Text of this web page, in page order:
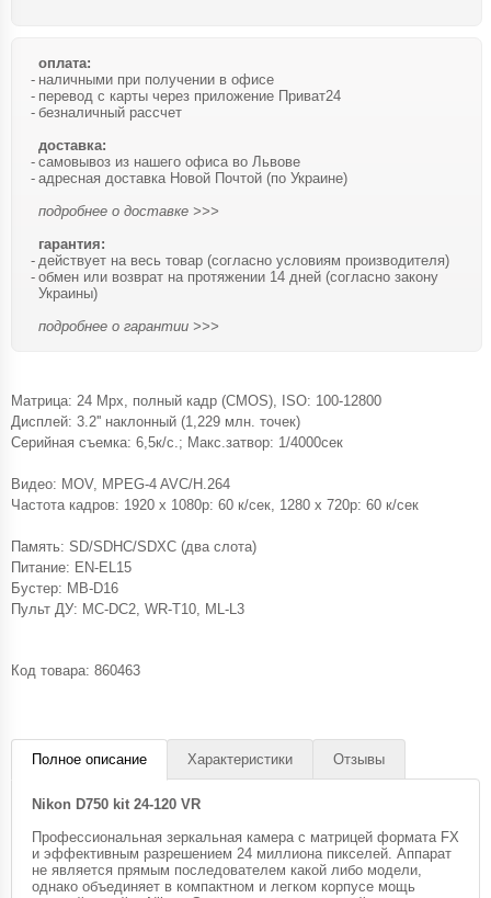
оплата:
наличными при получении в офисе
перевод с карты через приложение Приват24
безналичный рассчет
доставка:
самовывоз из нашего офиса во Львове
адресная доставка Новой Почтой (по Украине)
подробнее о доставке >>>
гарантия:
действует на весь товар (согласно условиям производителя)
обмен или возврат на протяжении 14 дней (согласно закону
Украины)
подробнее о гарантии >>>
Матрица: 24 Mpx, полный кадр (CMOS), ISO: 100-12800
Дисплей: 3.2'' наклонный (1,229 млн. точек)
Серийная съемка: 6,5к/с.; Макс.затвор: 1/4000сек
Видео: MOV, MPEG-4 AVC/H.264
Частота кадров: 1920 x 1080p: 60 к/сек, 1280 x 720p: 60 к/сек
Память: SD/SDHC/SDXC (два слота)
Питание: EN-EL15
Бустер: MB-D16
Пульт ДУ: MC-DC2, WR-T10, ML-L3
Код товара: 860463
Полное описание Характеристики Отзывы
Nikon D750 kit 24-120 VR
Профессиональная зеркальная камера с матрицей формата FX
и эффективным разрешением 24 миллиона пикселей. Аппарат
не является прямым последователем какой либо модели,
однако объединяет в компактном и легком корпусе мощь